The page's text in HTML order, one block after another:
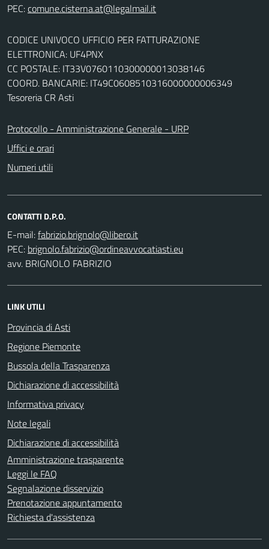
PEC:
CODICE UNIVOCO UFFICIO PER FATTURAZIONE
ELETTRONICA: UF4PNX
CC POSTALE: IT33V0760110300000013038146
COORD. BANCARIE: IT49C0608510316000000006349
Tesoreria CR Asti
Protocollo - Amministrazione Generale - URP
Uffici e orari
Numeri utili
CONTATTI D.P.O.
E-mail:
PEC:
avv. BRIGNOLO FABRIZIO
LINK UTILI
Provincia di Asti
Regione Piemonte
Bussola della Trasparenza
Dichiarazione di accessibilità
Informativa privacy
Note legali
Dichiarazione di accessibilità
Amministrazione trasparente
Leggi le FAQ
Segnalazione disservizio
Prenotazione appuntamento
Richiesta d'assistenza